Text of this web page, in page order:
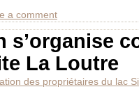
a comment
s’organise
La Loutre
des propriétaires du lac